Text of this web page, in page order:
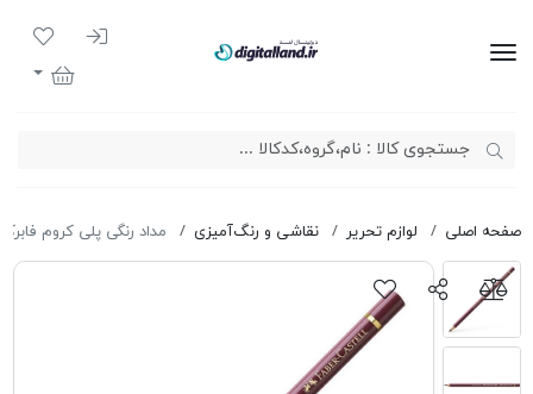
ورود به
لیست
سبد خرید
صفحه اصلی لوازم تحریر نقاشی و رنگ‌آمیزی مداد رنگی پلی کروم